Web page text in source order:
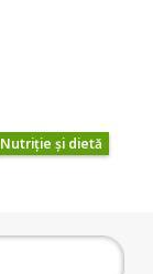
Nutriție și dietă